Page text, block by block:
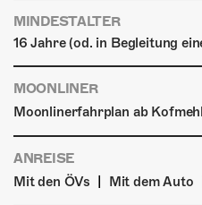
MINDESTALTER
16 Jahre (od. in Begleitung
MOONLINER
Moonlinerfahrplan ab Kofmehl
ANREISE
Mit den ÖVs
Mit dem Auto